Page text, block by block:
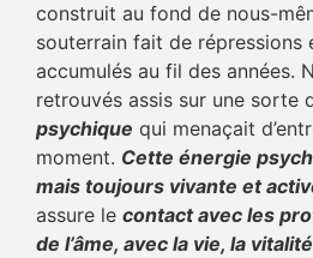
construit au fond de nous-
souterrain fait de répressions
accumulés au fil des années.
retrouvés assis sur une sorte
psychique qui menaçait
moment. Cette énergie
mais toujours vivante et
assure le contact avec les
de l’âme, avec la vie, la